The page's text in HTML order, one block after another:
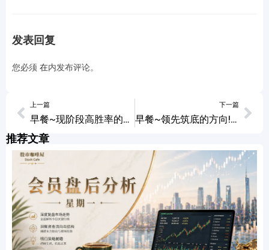
发表回复
您必须 在内发布评论。
上一篇
早餐~现阶段高胜率的方向! 10/08/2023
下一篇
早餐~领先筑底的方向! 10/10/2023
推荐文章